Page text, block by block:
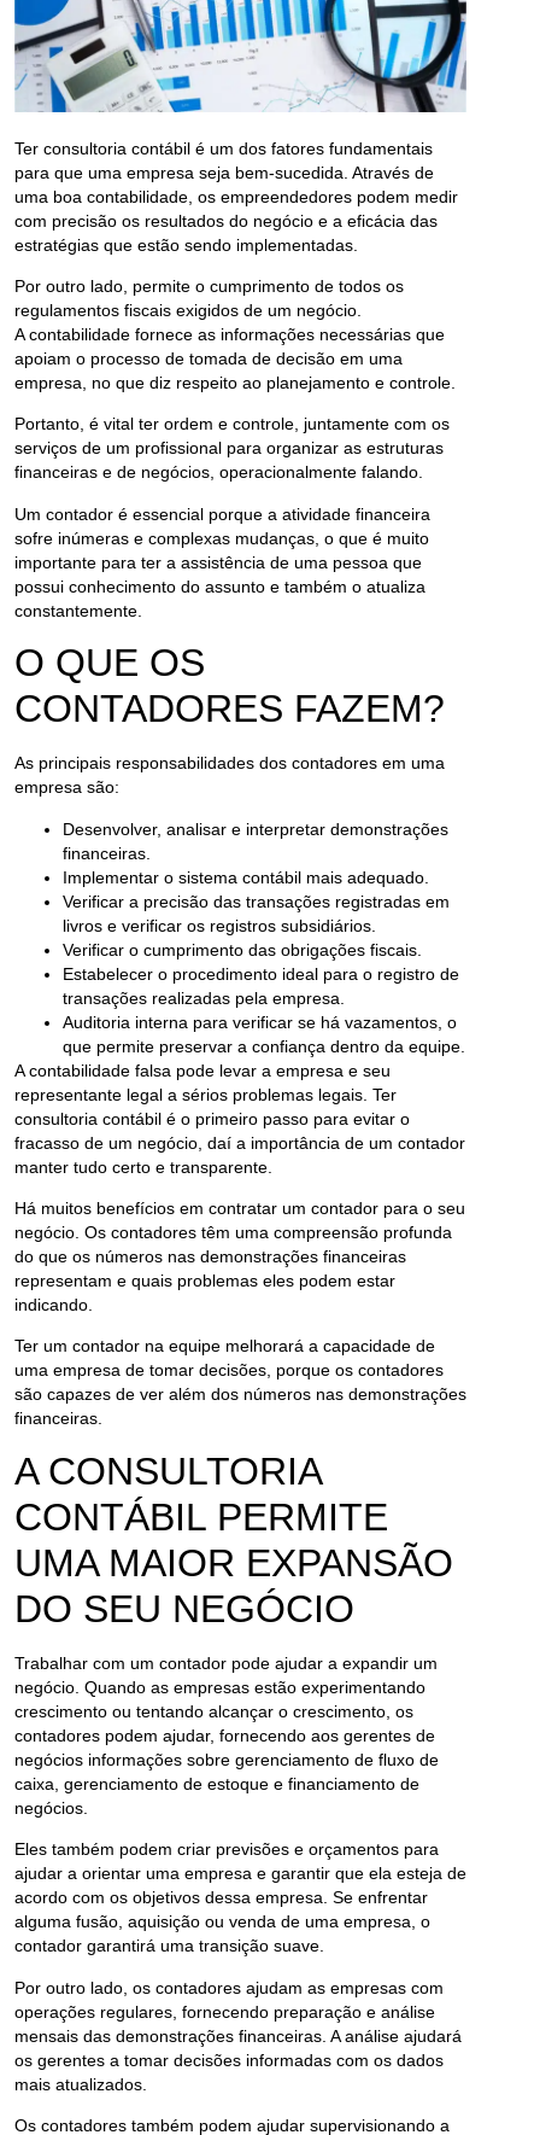
Ter consultoria contábil é um dos fatores fundamentais
para que uma empresa seja bem-sucedida. Através de
uma boa contabilidade, os empreendedores podem medir
com precisão os resultados do negócio e a eficácia das
estratégias que estão sendo implementadas.
Por outro lado, permite o cumprimento de todos os
regulamentos fiscais exigidos de um negócio.
A contabilidade fornece as informações necessárias que
apoiam o processo de tomada de decisão em uma
empresa, no que diz respeito ao planejamento e controle.
Portanto, é vital ter ordem e controle, juntamente com os
serviços de um profissional para organizar as estruturas
financeiras e de negócios, operacionalmente falando.
Um contador é essencial porque a atividade financeira
sofre inúmeras e complexas mudanças, o que é muito
importante para ter a assistência de uma pessoa que
possui conhecimento do assunto e também o atualiza
constantemente.
O QUE OS
CONTADORES FAZEM?
As principais responsabilidades dos contadores em uma
empresa são:
Desenvolver, analisar e interpretar demonstrações
financeiras.
Implementar o sistema contábil mais adequado.
Verificar a precisão das transações registradas em
livros e verificar os registros subsidiários.
Verificar o cumprimento das obrigações fiscais.
Estabelecer o procedimento ideal para o registro de
transações realizadas pela empresa.
Auditoria interna para verificar se há vazamentos, o
que permite preservar a confiança dentro da equipe.
A contabilidade falsa pode levar a empresa e seu
representante legal a sérios problemas legais. Ter
consultoria contábil é o primeiro passo para evitar o
fracasso de um negócio, daí a importância de um contador
manter tudo certo e transparente.
Há muitos benefícios em contratar um contador para o seu
negócio. Os contadores têm uma compreensão profunda
do que os números nas demonstrações financeiras
representam e quais problemas eles podem estar
indicando.
Ter um contador na equipe melhorará a capacidade de
uma empresa de tomar decisões, porque os contadores
são capazes de ver além dos números nas demonstrações
financeiras.
A CONSULTORIA
CONTÁBIL PERMITE
UMA MAIOR EXPANSÃO
DO SEU NEGÓCIO
Trabalhar com um contador pode ajudar a expandir um
negócio. Quando as empresas estão experimentando
crescimento ou tentando alcançar o crescimento, os
contadores podem ajudar, fornecendo aos gerentes de
negócios informações sobre gerenciamento de fluxo de
caixa, gerenciamento de estoque e financiamento de
negócios.
Eles também podem criar previsões e orçamentos para
ajudar a orientar uma empresa e garantir que ela esteja de
acordo com os objetivos dessa empresa. Se enfrentar
alguma fusão, aquisição ou venda de uma empresa, o
contador garantirá uma transição suave.
Por outro lado, os contadores ajudam as empresas com
operações regulares, fornecendo preparação e análise
mensais das demonstrações financeiras. A análise ajudará
os gerentes a tomar decisões informadas com os dados
mais atualizados.
Os contadores também podem ajudar supervisionando a